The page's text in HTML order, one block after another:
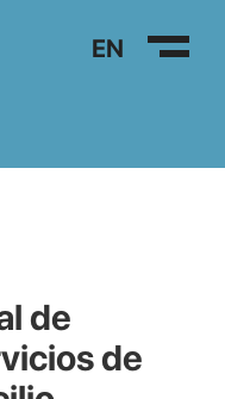
EN
de
de